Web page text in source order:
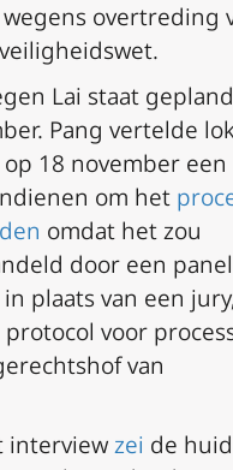
overtreding
Lai staat gepland
Pang vertelde
18 november een
om het
omdat het zou
door een
plaats van een
voor
van
interviewzei de